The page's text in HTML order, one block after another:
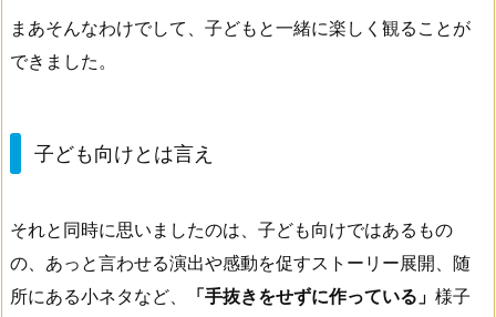
まあそんなわけでして、子どもと一緒に楽しく観ることが
できました。
子ども向けとは言え
それと同時に思いましたのは、子ども向けではあるもの
の、あっと言わせる演出や感動を促すストーリー展開、随
所にある小ネタなど、
「手抜きをせずに作っている」 様子